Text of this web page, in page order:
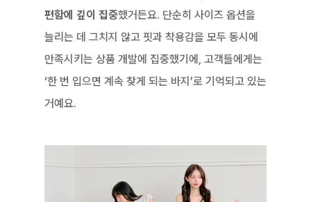
편함에 깊이 집중했거든요. 단순히 사이즈 옵션을
늘리는 데 그치지 않고 핏과 착용감을 모두 동시에
만족시키는 상품 개발에 집중했기에, 고객들에게는
‘한 번 입으면 계속 찾게 되는 바지’로 기억되고 있는
거예요.